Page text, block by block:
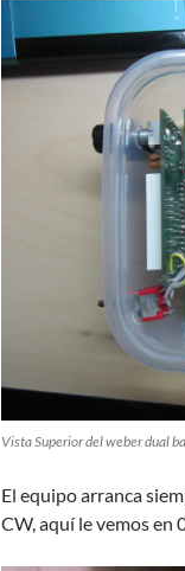
Vista Superior del weber dual
El equipo arranca
CW, aquí le vemos en